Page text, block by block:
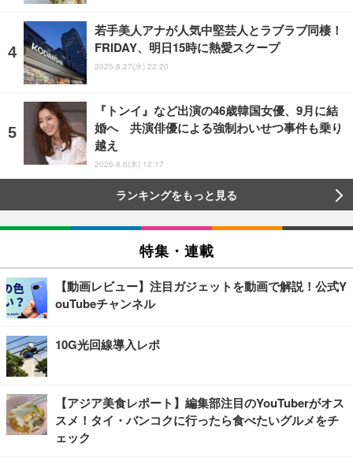
若手美人アナが人気中堅芸人とラブラブ同棲！
FRIDAY、明日15時に熱愛スクープ
2025.8.27(水) 22:20
『トンイ』など出演の46歳韓国女優、9月に結
婚へ 共演俳優による強制わいせつ事件も乗り
越え
2026.8.6(木) 12:17
ランキングをもっと見る
特集・連載
【動画レビュー】注目ガジェットを動画で解説！公式Y
ouTubeチャンネル
10G光回線導入レポ
【アジア美食レポート】編集部注目のYouTuberがオス
スメ！タイ・バンコクに行ったら食べたいグルメをチ
ェック